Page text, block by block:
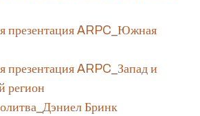
презентация ARPC_Южная
презентация ARPC_Запад и
регион
Бринк